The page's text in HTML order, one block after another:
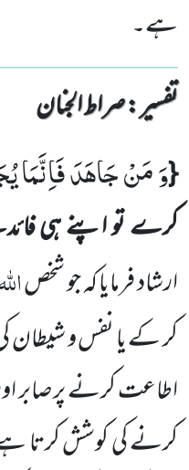
ہے۔
تفسیر : ‎صراط الجنان
{وَ مَنْ جَاهَدَ فَاِنَّمَا
کرے تو اپنے ہی
ارشاد فرمایا کہ جو شخص
کر کے یا نفس و شیطان
اطاعت کرنے پر صابر
کرنے کی کوشش کرتا